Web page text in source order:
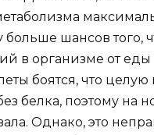
больше шансов того,
в организме от еды
боятся, что целую
белка, поэтому на
Однако, это